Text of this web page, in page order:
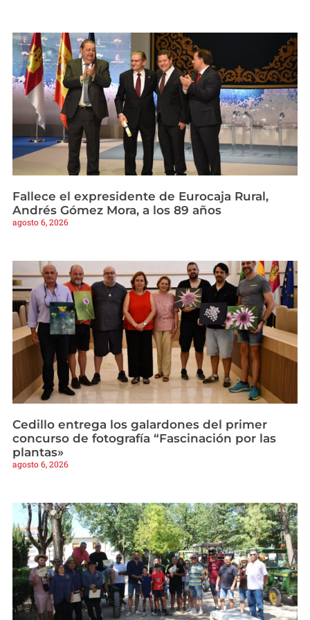
Fallece el expresidente de Eurocaja Rural,
Andrés Gómez Mora, a los 89 años
agosto 6, 2026
Cedillo entrega los galardones del primer
concurso de fotografía “Fascinación por las
plantas»
agosto 6, 2026